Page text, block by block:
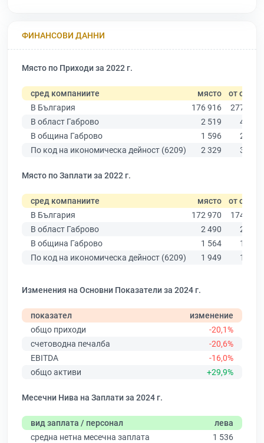
ФИНАНСОВИ ДАННИ
Място по Приходи за 2022 г.
сред компаниите място
от общо
В България
176 916
277 019
В област Габрово
2 519
4 019
В община Габрово
1 596
2 540
По код на икономическа дейност (6209)
2 329 3 288
Място по Заплати за 2022 г.
сред компаниите място
от общо
В България
172 970
174 403
В област Габрово
2 490
2 514
В община Габрово
1 564
1 572
По код на икономическа дейност (6209)
1 949 1 961
Изменения на Основни Показатели за 2024 г.
показател
изменение
общо приходи
-20,1%
счетоводна печалба
-20,6%
EBITDA
-16,0%
общо активи
+29,9%
Месечни Нива на Заплати за 2024 г.
вид заплата / персонал
лева
средна нетна месечна заплата
1 536